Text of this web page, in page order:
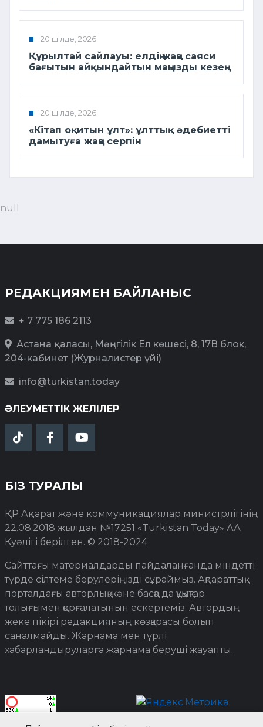
20 шілде, 2026
Құрылтай сайлауы: елдің жаңа саяси
бағытын айқындайтын маңызды кезең
20 шілде, 2026
«Кітап оқитын ұлт»: ұлттық әдебиетті
дамытуға жаңа серпін
null
РЕДАКЦИЯМЕН БАЙЛАНЫС
+ 7 775 186 2113
Астана қаласы, Мәңгілік Ел көшесі, 8, 17В блок,
204-кабинет (Журналистер үйі)
info@turkistan.today
ӘЛЕУМЕТТІК ЖЕЛІЛЕР
БІЗ ТУРАЛЫ
ҚР Ақпарат және коммуникациялар министрлігінің
22.08.2018 жылдан №17251 «Turkistan Today» АА
Куәлігі берілген. © 2018-2024
Сайттағы материалдарды пайдаланғанда міндетті
түрде сілтеме берулеріңізді сұраймыз. Ақпараттық
порталдағы авторлық және басқа да құқықтар
толығымен қорғалатынын ескертеміз. Автордың
жеке пікірі редакцияның көзқарасы болып
саналмайды. Жарнама мен түрлі
хабарландыруларға жарнама беруші жауапты.